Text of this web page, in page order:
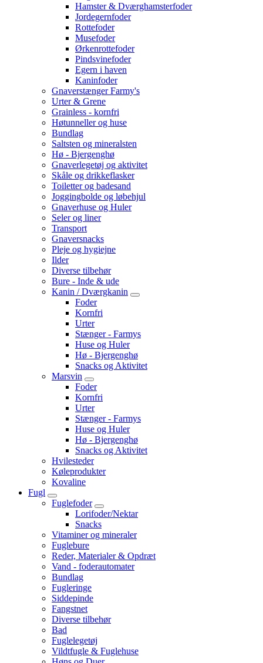
Hamster & Dværghamsterfoder
Jordegernfoder
Rottefoder
Musefoder
Ørkenrottefoder
Pindsvinefoder
Egern i haven
Kaninfoder
Gnaverstænger Farmy's
Urter & Grene
Grainless - kornfri
Høtunneller og huse
Bundlag
Saltsten og mineralsten
Hø - Bjergenghø
Gnaverlegetøj og aktivitet
Skåle og drikkeflasker
Toiletter og badesand
Joggingbolde og løbehjul
Gnaverhuse og Huler
Seler og liner
Transport
Gnaversnacks
Pleje og hygiejne
Ilder
Diverse tilbehør
Bure - Inde & ude
Kanin / Dværgkanin
Foder
Kornfri
Urter
Stænger - Farmys
Huse og Huler
Hø - Bjergenghø
Snacks og Aktivitet
Marsvin
Foder
Kornfri
Urter
Stænger - Farmys
Huse og Huler
Hø - Bjergenghø
Snacks og Aktivitet
Hvilesteder
Køleprodukter
Kovaline
Fugl
Fuglefoder
Lorifoder/Nektar
Snacks
Vitaminer og mineraler
Fuglebure
Reder, Materialer & Opdræt
Vand - foderautomater
Bundlag
Fugleringe
Siddepinde
Fangstnet
Diverse tilbehør
Bad
Fuglelegetøj
Vildtfugle & Fuglehuse